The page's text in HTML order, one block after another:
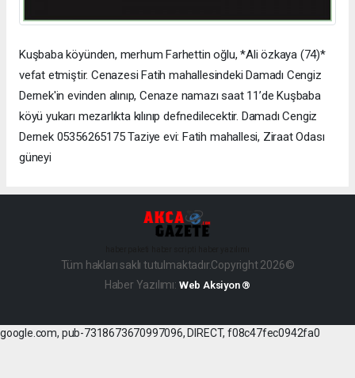
Kuşbaba köyünden, merhum Farhettin oğlu, *Ali özkaya (74)*
vefat etmiştir. Cenazesi Fatih mahallesindeki Damadı Cengiz
Dernek'in evinden alınıp, Cenaze namazı saat 11’de Kuşbaba
köyü yukarı mezarlıkta kılınıp defnedilecektir. Damadı Cengiz
Dernek 05356265175 Taziye evi: Fatih mahallesi, Ziraat Odası
güneyi
Tüm hakları saklı tutulmaktadır.Copyright 2026©
Haber Yazılımı: Web Aksiyon ®
google.com, pub-7318673670997096, DIRECT, f08c47fec0942fa0